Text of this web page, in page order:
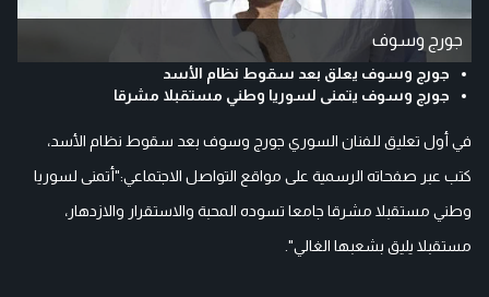
جورج وسوف
جورج وسوف يعلق بعد سقوط نظام الأسد
جورج وسوف يتمنى لسوريا وطني مستقبلا مشرقا
في أول تعليق للفنان السوري جورج وسوف بعد سقوط نظام الأسد،
كتب عبر صفحاته الرسمية على مواقع التواصل الاجتماعي:"أتمنى لسوريا
وطني مستقبلا مشرقا جامعا تسوده المحبة والاستقرار والازدهار،
مستقبلا يليق بشعبها الغالي".